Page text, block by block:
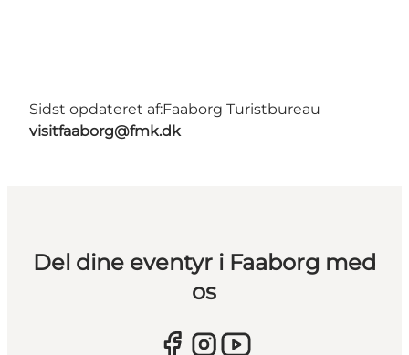
Sidst opdateret af:Faaborg Turistbureau
visitfaaborg@fmk.dk
Del dine eventyr i Faaborg med
os